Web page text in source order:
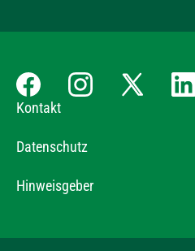
Kontakt
Datenschutz
Hinweisgeber